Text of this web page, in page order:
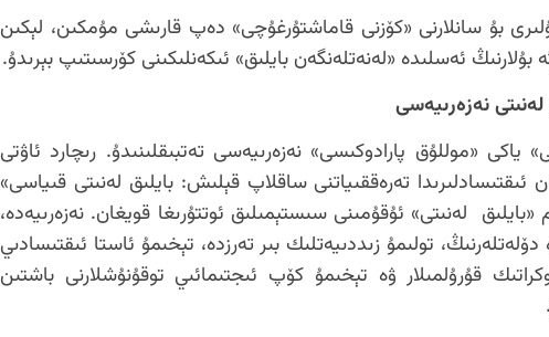
بۇ سانلارنى «كۆزنى قاماشتۇرغۇچى» دەپ قارىشى مۇمكىن، لېكىن
بۇلارنىڭ ئەسلىدە «لەنەتلەنگەن بايلىق» ئىكەنلىكىنى كۆرسىتىپ بېرىدۇ.
لەنىتى نەزەرىيەسى
ياكى «موللۇق پارادوكىسى» نەزەرىيەسى تەتبىقلىنىدۇ. رىچارد ئاۋتى
ئىقتىسادلىرىدا تەرەققىياتنى ساقلاپ قېلىش: بايلىق لەنىتى قىياسى»
لەنىتى» ئۇقۇمىنى سىستېمىلىق ئوتتۇرىغا قويغان. نەزەرىيەدە،
تولىمۇ زىددىيەتلىك بىر تەرزدە، تېخىمۇ ئاستا ئىقتىسادىي
قۇرۇلمىلار ۋە تېخىمۇ كۆپ ئىجتىمائىي توقۇنۇشلارنى باشتىن